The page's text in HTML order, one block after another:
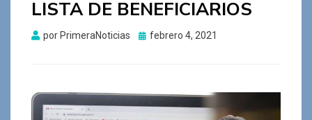
LISTA DE BENEFICIARIOS
por PrimeraNoticias
Publicado
febrero 4, 2021